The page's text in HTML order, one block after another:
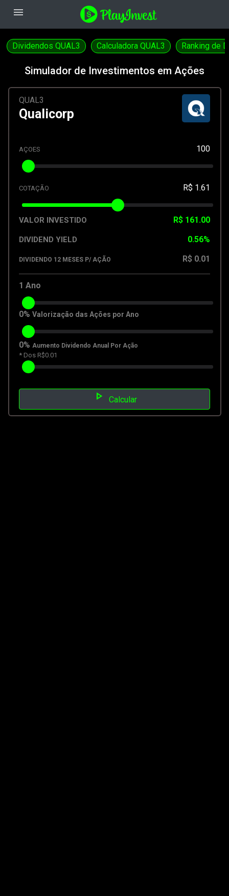
menu
Dividendos QUAL3 Calculadora QUAL3 Ranking de
Simulador de Investimentos em Ações
QUAL3
Qualicorp
AÇOES 100
COTAÇÃO R$ 1.61
VALOR INVESTIDO R$ 161.00
DIVIDEND YIELD 0.56%
DIVIDENDO 12 MESES P/ AÇÃO R$ 0.01
1 Ano
0% Valorização das Ações por Ano
0% Aumento Dividendo Anual Por Ação
* Dos R$0.01
play_arrow Calcular